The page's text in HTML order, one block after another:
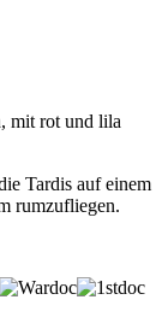
mit rot und lila
Tardis auf einem
rumzufliegen.